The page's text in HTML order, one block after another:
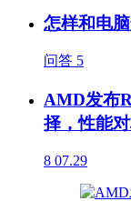
怎样和电
问答 5
AMD发布
择，性能
8 07.29